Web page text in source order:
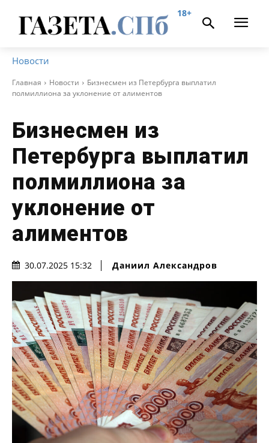
18+
Новости
Главная Новости
Бизнесмен из Петербурга выплатил
полмиллиона за уклонение от алиментов
Бизнесмен из
Петербурга выплатил
полмиллиона за
уклонение от
алиментов
30.07.2025 15:32 Даниил Александров